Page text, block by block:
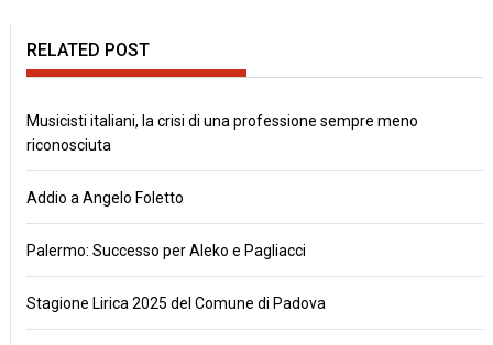
RELATED POST
Musicisti italiani, la crisi di una professione sempre meno
riconosciuta
Addio a Angelo Foletto
Palermo: Successo per Aleko e Pagliacci
Stagione Lirica 2025 del Comune di Padova